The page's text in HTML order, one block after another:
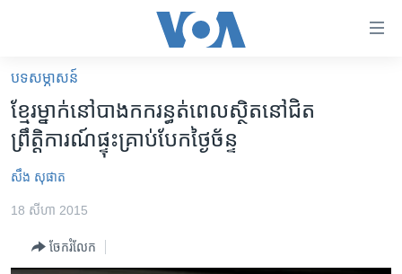
គេហទំព័រ​
ទាក់ទង
រំលង​
និង​
ចូល​
ទំព័រ​
អន្តរជាតិ
កម្ពុជាច្នៃប្រតិដ្ឋ
បទ​សម្ភាសន៍
ខ្មែរ​ម្នាក់​​នៅ​បាងកក​​រន្ធត់​​​ពេល​​ស្ថិត​នៅ​ជិត​​
ព្រឹត្តិការណ៍​ផ្ទុះ​គ្រាប់បែក​​ថ្ងៃ​ច័ន្ទ
សឹង សុផាត
18 សីហា 2015
ចែករំលែក